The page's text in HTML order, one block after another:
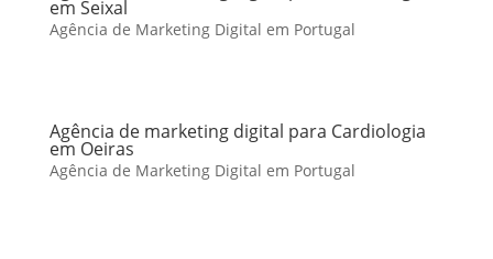
em Seixal
Agência de Marketing Digital em Portugal
Agência de marketing digital para Cardiologia
em Oeiras
Agência de Marketing Digital em Portugal